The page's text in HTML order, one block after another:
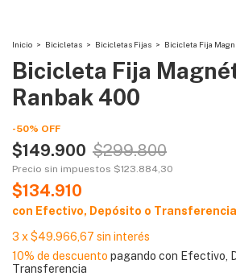
Inicio > Bicicletas > Bicicletas Fijas > Bicicleta Fija
Bicicleta Fija
Ranbak 400
-50% OFF
$149.900 $299.800
Precio sin impuestos $123.884,30
$134.910
con Efectivo, Depósito o Transferencia
3 x $49.966,67 sin interés
10% de descuento pagando con Efectivo,
Transferencia